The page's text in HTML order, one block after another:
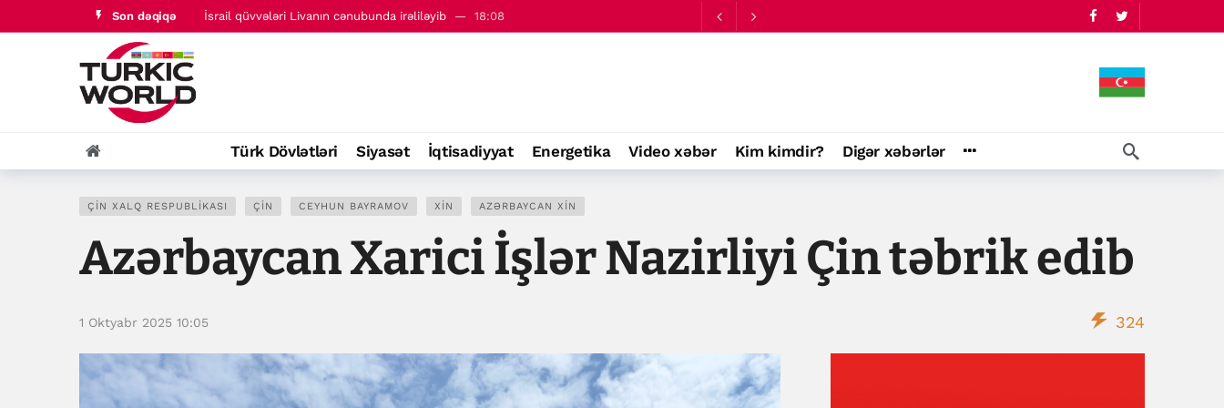
Son dəqiqə
İsrail qüvvələri Livanın cənubunda irəliləyib
BƏƏ Səudiyyə Ərəbistanının Nəcran bölgəsinə hücumu pisləyib 18:22
Türk Dövlətləri Siyasət İqtisadiyyat Energetika Video xəbər Kim kimdir? Digər xəbərlər
ÇIN XALQ RESPUBLIKASI ÇIN CEYHUN BAYRAMOV XİN AZƏRBAYCAN XİN
Azərbaycan Xarici İşlər Nazirliyi Çin təbrik edib
1 Oktyabr 2025 10:05 324